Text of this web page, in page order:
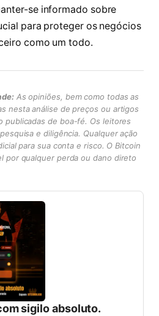
se informado sobre
para proteger os negócios
como um todo.
As opiniões, bem como todas as
nesta análise de preços ou artigos
publicadas de boa-fé. Os leitores
e diligência. Qualquer ação
para sua conta e risco. O Bitcoin
por qualquer perda ou dano direto
sigilo absoluto.